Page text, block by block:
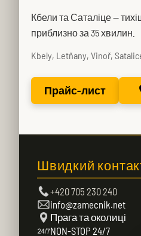
Кбели та Саталіце —
приблизно за 35 хвилин.
Kbely, Letňany, Vinoř,
Прайс-лист
Швидкий
+420 705 230 240
info@zamecnik.net
Прага та околиці
NON-STOP 24/7